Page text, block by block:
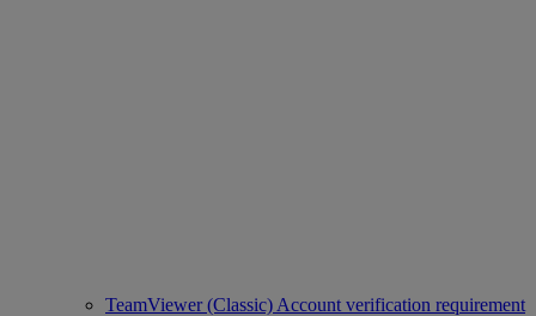
TeamViewer (Classic) Account verification requirement